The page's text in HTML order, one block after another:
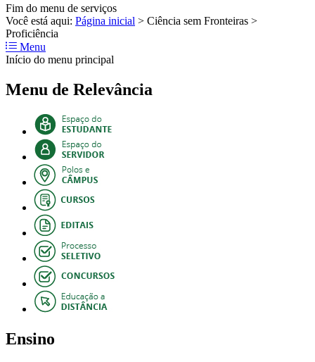
Fim do menu de serviços
Você está aqui: Página inicial > Ciência sem Fronteiras >
Proficiência
Menu
Início do menu principal
Menu de Relevância
Ensino